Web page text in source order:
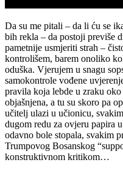
Da su me pitali – da li ću se
bih rekla – da postoji previše
pametnije usmjeriti strah –
kontrolišem, barem onoliko
oduška. Vjerujem u snagu
samokontrole vođene
pravila koja lebde u zraku
objašnjena, a tu su skoro pa
učitelj ulazi u učionicu,
dugom redu za ovjeru papira
odavno bole stopala, svakim
Trumpovog Bosanskog
konstruktivnom kritikom…